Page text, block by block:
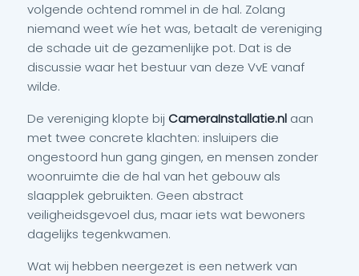
volgende ochtend rommel in de hal. Zolang
niemand weet wíe het was, betaalt de vereniging
de schade uit de gezamenlijke pot. Dat is de
discussie waar het bestuur van deze VvE vanaf
wilde.
De vereniging klopte bij CameraInstallatie.nl aan
met twee concrete klachten: insluipers die
ongestoord hun gang gingen, en mensen zonder
woonruimte die de hal van het gebouw als
slaapplek gebruikten. Geen abstract
veiligheidsgevoel dus, maar iets wat bewoners
dagelijks tegenkwamen.
Wat wij hebben neergezet is een netwerk van